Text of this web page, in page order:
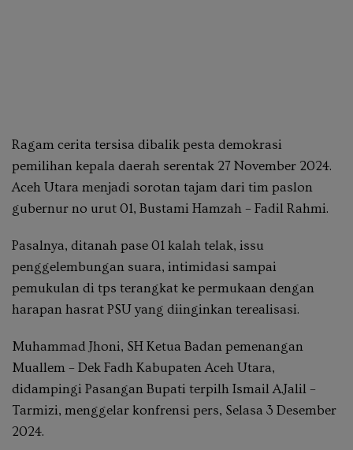
Ragam cerita tersisa dibalik pesta demokrasi
pemilihan kepala daerah serentak 27 November 2024.
Aceh Utara menjadi sorotan tajam dari tim paslon
gubernur no urut 01, Bustami Hamzah – Fadil Rahmi.
Pasalnya, ditanah pase 01 kalah telak, issu
penggelembungan suara, intimidasi sampai
pemukulan di tps terangkat ke permukaan dengan
harapan hasrat PSU yang diinginkan terealisasi.
Muhammad Jhoni, SH Ketua Badan pemenangan
Muallem – Dek Fadh Kabupaten Aceh Utara,
didampingi Pasangan Bupati terpilh Ismail A.Jalil –
Tarmizi, menggelar konfrensi pers, Selasa 3 Desember
2024.